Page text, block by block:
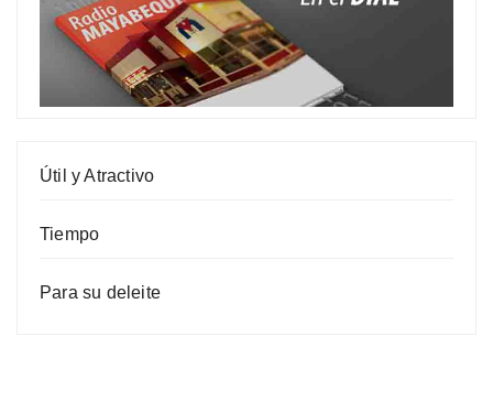
Útil y Atractivo
Tiempo
Para su deleite